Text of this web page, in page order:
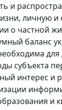
и
личную и
о частной
баланс
субъекта
интерес и
и